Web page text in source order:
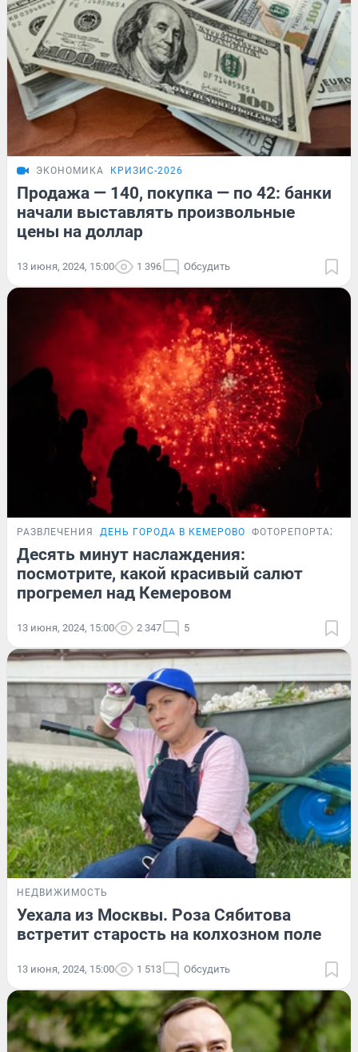
ЭКОНОМИКА КРИЗИС-2026
Продажа — 140, покупка — по 42: банки
начали выставлять произвольные
цены на доллар
13 июня, 2024, 15:00 1 396 Обсудить
РАЗВЛЕЧЕНИЯ ДЕНЬ ГОРОДА В КЕМЕРОВО ФОТОРЕПОРТАЖ
Десять минут наслаждения:
посмотрите, какой красивый салют
прогремел над Кемеровом
13 июня, 2024, 15:00 2 347 5
НЕДВИЖИМОСТЬ
Уехала из Москвы. Роза Сябитова
встретит старость на колхозном поле
13 июня, 2024, 15:00 1 513 Обсудить